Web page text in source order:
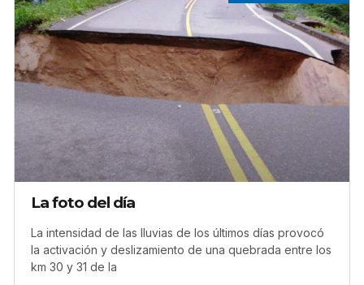
La foto del día
La intensidad de las lluvias de los últimos días provocó
la activación y deslizamiento de una quebrada entre los
km 30 y 31 de la